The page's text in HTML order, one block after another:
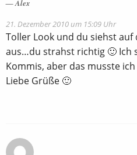
Alex
21. Dezember 2010 um 15:09 Uhr
Toller Look und du siehst
aus…du strahst richtig 🙂 Ich
Kommis, aber das musste
Liebe Grüße 🙂